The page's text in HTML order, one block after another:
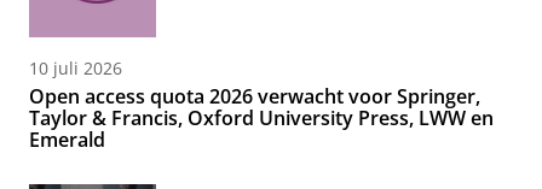
10 juli 2026
Open access quota 2026 verwacht voor Springer,
Taylor & Francis, Oxford University Press, LWW en
Emerald